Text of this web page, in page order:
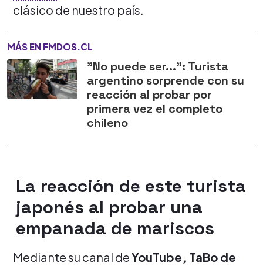
clásico de nuestro país.
MÁS EN FMDOS.CL
"No puede ser...": Turista
argentino sorprende con su
reacción al probar por
primera vez el completo
chileno
La reacción de este turista
japonés al probar una
empanada de mariscos
Mediante su canal deYouTube, TaBo de